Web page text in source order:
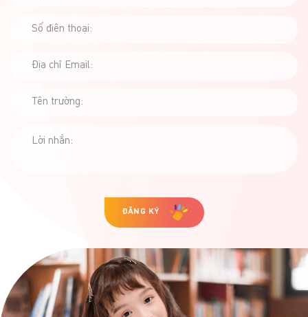
Số điên thoại:
Địa chỉ Email:
Tên trường:
Lời nhắn:
ĐĂNG KÝ